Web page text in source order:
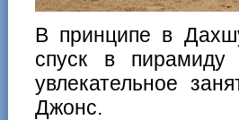
В принципе в
спуск в
увлекательное
Джонс.